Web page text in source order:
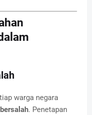
warga negara
. Penetapan